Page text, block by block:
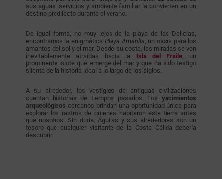
sus aguas, servicios y ambiente familiar la convierten en un
destino predilecto durante el verano.
De igual forma, no muy lejos de la playa de las Delicias,
encontramos la enigmática Playa Amarilla, un oasis para los
amantes del sol y el mar. Desde su costa, las miradas se ven
inevitablemente atraídas hacia la Isla del Fraile, un
prominente islote que emerge del mar y que ha sido testigo
silente de la historia local a lo largo de los siglos.
A su alrededor, los vestigios de antiguas civilizaciones
cuentan historias de tiempos pasados. Losyacimientos
arqueológicos cercanos brindan una oportunidad única para
explorar los rastros de quienes habitaron esta tierra antes
que nosotros. Sin duda, Águilas y sus alrededores son un
tesoro que cualquier visitante de la Costa Cálida debería
descubrir.